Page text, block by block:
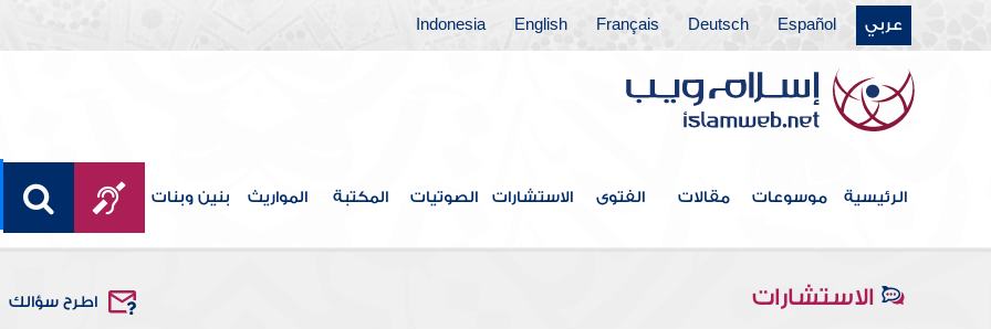
عربي Español
Deutsch
Français
English
Indonesia
الرئيسية موسوعات مقالات الفتوى الاستشارات الصوتيات المكتبة المواريث بنين وبنات
الاستشارات اطرح سؤالك